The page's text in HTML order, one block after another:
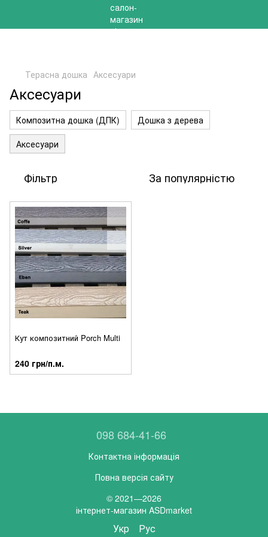
Терасна дошка Аксесуари
Аксесуари
Композитна дошка (ДПК)
Дошка з дерева
Аксесуари
Фільтр За популярністю
Кут композитний Porch Multi
240 грн/п.м.
098 684-41-66
Контактна інформація
Повна версія сайту
© 2021—2026
інтернет-магазин ASDmarket
Укр Рус